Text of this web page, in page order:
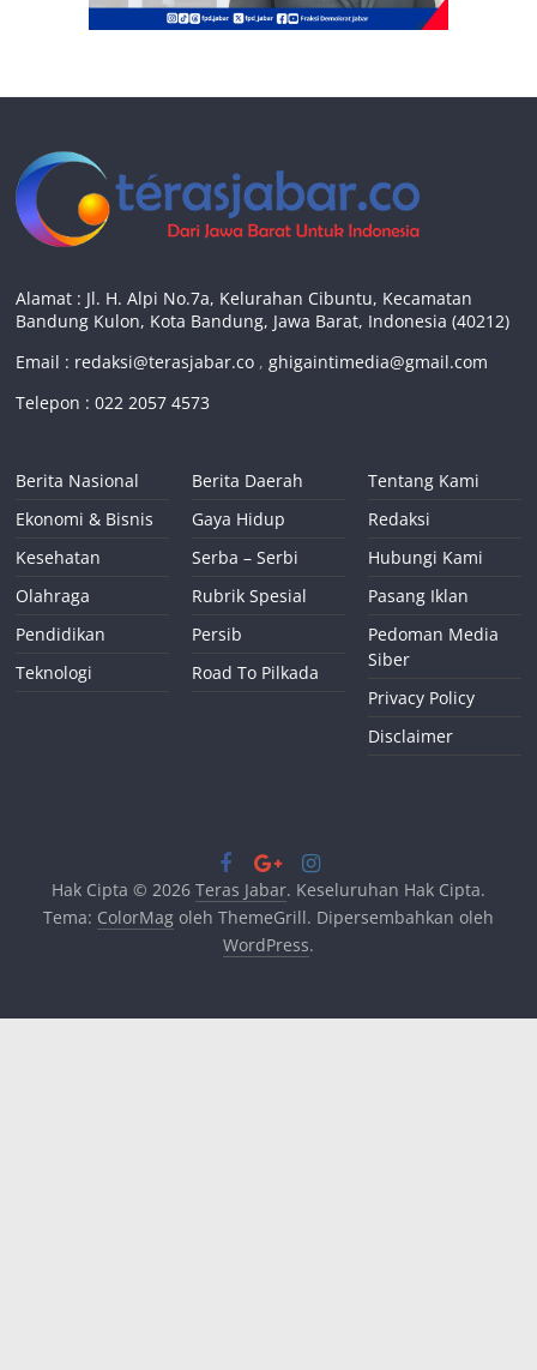
Alamat : Jl. H. Alpi No.7a, Kelurahan Cibuntu, Kecamatan
Bandung Kulon, Kota Bandung, Jawa Barat, Indonesia (40212)
Email : redaksi@terasjabar.co ,ghigaintimedia@gmail.com
Telepon : 022 2057 4573
Berita Nasional
Ekonomi & Bisnis
Kesehatan
Olahraga
Pendidikan
Teknologi
Berita Daerah
Gaya Hidup
Serba – Serbi
Rubrik Spesial
Persib
Road To Pilkada
Tentang Kami
Redaksi
Hubungi Kami
Pasang Iklan
Pedoman Media
Siber
Privacy Policy
Disclaimer
Hak Cipta © 2026 Teras Jabar. Keseluruhan Hak Cipta.
Tema: ColorMagoleh ThemeGrill. Dipersembahkan oleh
WordPress.